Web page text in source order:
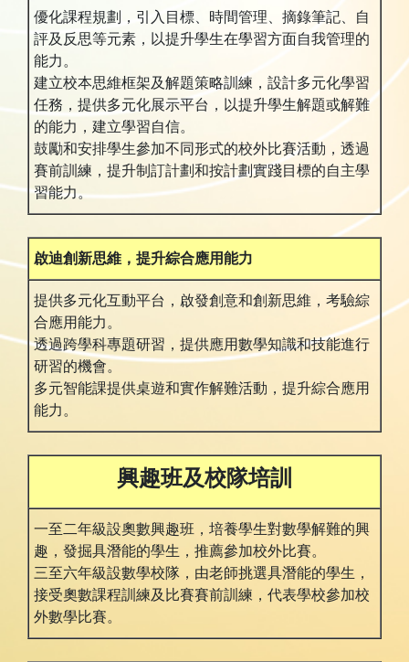
優化課程規劃，引入目標、時間管理、摘錄筆記、自
評及反思等元素，以提升學生在學習方面自我管理的
能力。
建立校本思維框架及解題策略訓練，設計多元化學習
任務，提供多元化展示平台，以提升學生解題或解難
的能力，建立學習自信。
鼓勵和安排學生參加不同形式的校外比賽活動，透過
賽前訓練，提升制訂計劃和按計劃實踐目標的自主學
習能力。
啟迪創新思維，提升綜合應用能力
提供多元化互動平台，啟發創意和創新思維，考驗綜
合應用能力。
透過跨學科專題研習，提供應用數學知識和技能進行
研習的機會。
多元智能課提供桌遊和實作解難活動，提升綜合應用
能力。
興趣班及校隊培訓
一至二年級設奧數興趣班，培養學生對數學解難的興
趣，發掘具潛能的學生，推薦參加校外比賽。
三至六年級設數學校隊，由老師挑選具潛能的學生，
接受奧數課程訓練及比賽賽前訓練，代表學校參加校
外數學比賽。